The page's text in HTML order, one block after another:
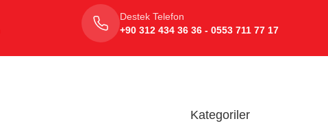
Destek Telefon
+90 312 434 36 36 - 0553 711 77 17
Kategoriler